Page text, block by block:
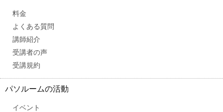
料金
よくある質問
講師紹介
受講者の声
受講規約
パソルームの活動
イベント